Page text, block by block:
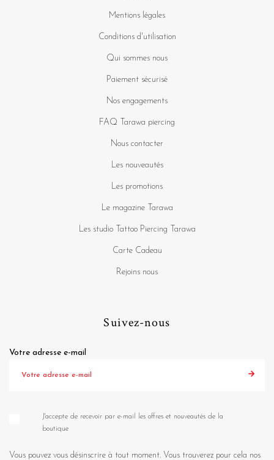
Mentions légales
Conditions d'utilisation
Qui sommes nous
Paiement sécurisé
Nos engagements
FAQ Tarawa piercing
Nous contacter
Les nouveautés
Les promotions
Le magazine Tarawa
Les studio Tattoo Piercing Tarawa
Carte Cadeau
Rejoins nous
Suivez-nous
Votre adresse e-mail
J'accepte de recevoir par e-mail les offres et nouveautés de la
boutique
Vous pouvez vous désinscrire à tout moment. Vous trouverez pour cela nos